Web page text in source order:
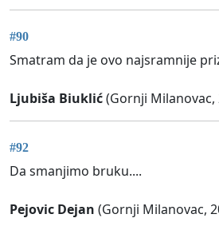
#90
Smatram da je ovo najsramnije
Ljubiša Biuklić(Gornji Milanovac,
#92
Da smanjimo bruku....
Pejovic Dejan (Gornji Milanovac,